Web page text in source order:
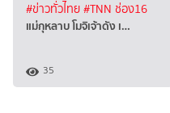
#ข่าวทั่วไทย#TNN ช่อง16
แม่กุหลาบ โมจิเจ้าดัง เ…
35